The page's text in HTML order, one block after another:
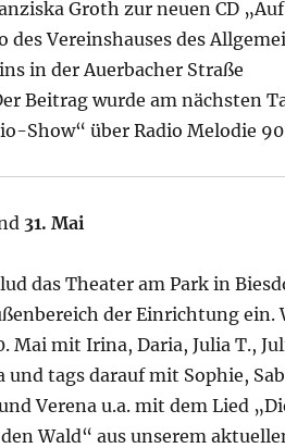
Groth zur neuen CD
Vereinshauses des
in der Auerbacher Straße
Beitrag wurde am nächsten
Show“ über Radio Melodie
31. Mai
das Theater am Park in
der Einrichtung ein.
Mai mit Irina, Daria, Julia T.,
und tags darauf mit Sophie,
Verena u.a. mit dem Lied
Wald“ aus unserem